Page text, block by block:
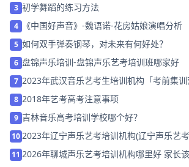
3 初学舞蹈的练习方法
4 《中国好声音》-魏语诺-花房姑娘演唱分析
5 如何双手弹奏钢琴，对未来有何好处？
6 盘锦声乐培训-盘锦声乐艺考培训班哪家好
7 2023年武汉音乐艺考生培训机构「考前集训
8 2018年艺考高考注意事项
9 吉林音乐高考培训学校哪个好？
10 2023年辽宁声乐艺考培训机构(辽宁声乐艺
11 2026年聊城声乐艺考培训机构哪里好 家长该